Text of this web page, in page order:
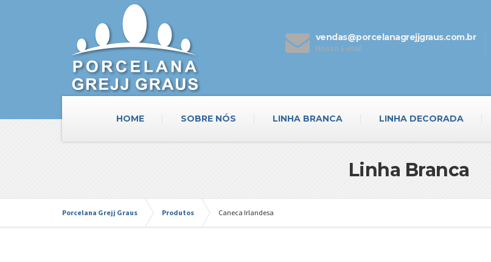
vendas@porcelanagrejjgraus.com.br
Nosso E-mail
HOME SOBRE NÓS LINHA BRANCA LINHA DECORADA
Linha Branca
Porcelana Grejj Graus Produtos Caneca Irlandesa